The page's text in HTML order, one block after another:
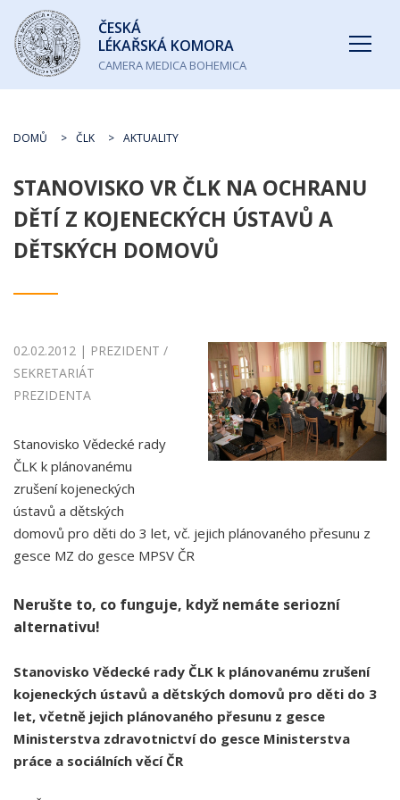
Česká
lékařská
komora
ČESKÁ
LÉKAŘSKÁ KOMORA
CAMERA MEDICA BOHEMICA
DOMŮ ČLK AKTUALITY
STANOVISKO VR ČLK NA OCHRANU
DĚTÍ Z KOJENECKÝCH ÚSTAVŮ A
DĚTSKÝCH DOMOVŮ
02.02.2012 | PREZIDENT /
SEKRETARIÁT
PREZIDENTA
Stanovisko Vědecké rady
ČLK k plánovanému
zrušení kojeneckých
ústavů a dětských
domovů pro děti do 3 let, vč. jejich plánovaného přesunu z
gesce MZ do gesce MPSV ČR
Nerušte to, co funguje, když nemáte seriozní
alternativu!
Stanovisko Vědecké rady ČLK k plánovanému zrušení
kojeneckých ústavů a dětských domovů pro děti do 3
let, včetně jejich plánovaného přesunu z gesce
Ministerstva zdravotnictví do gesce Ministerstva
práce a sociálních věcí ČR